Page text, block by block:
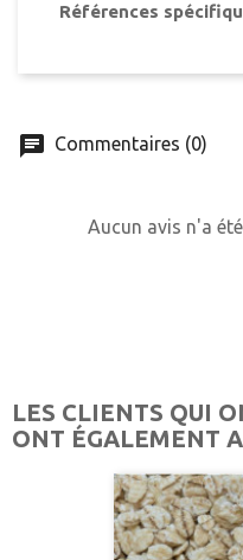
Références
Commentaires (0)
Aucun avis n'a
LES CLIENTS QUI
ONT ÉGALEMENT